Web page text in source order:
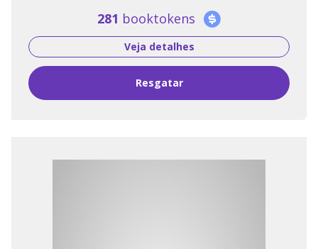
281 booktokens
Veja detalhes
Resgatar